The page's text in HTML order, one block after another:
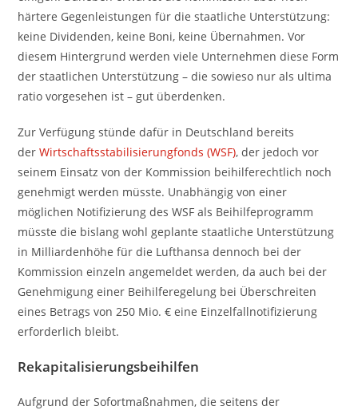
härtere Gegenleistungen für die staatliche Unterstützung:
keine Dividenden, keine Boni, keine Übernahmen. Vor
diesem Hintergrund werden viele Unternehmen diese Form
der staatlichen Unterstützung – die sowieso nur als ultima
ratio vorgesehen ist – gut überdenken.
Zur Verfügung stünde dafür in Deutschland bereits
derWirtschaftsstabilisierungfonds (WSF), der jedoch vor
seinem Einsatz von der Kommission beihilferechtlich noch
genehmigt werden müsste. Unabhängig von einer
möglichen Notifizierung des WSF als Beihilfeprogramm
müsste die bislang wohl geplante staatliche Unterstützung
in Milliardenhöhe für die Lufthansa dennoch bei der
Kommission einzeln angemeldet werden, da auch bei der
Genehmigung einer Beihilferegelung bei Überschreiten
eines Betrags von 250 Mio. € eine Einzelfallnotifizierung
erforderlich bleibt.
Rekapitalisierungsbeihilfen
Aufgrund der Sofortmaßnahmen, die seitens der